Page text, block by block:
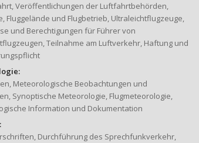
Veröffentlichungen der Luftfahrtbehörden,
Fluggelände und Flugbetrieb, Ultraleichtflugzeuge,
und Berechtigungen für Führer von
Teilnahme am Luftverkehr, Haftung und
Meteorologische Beobachtungen und
Synoptische Meteorologie, Flugmeteorologie,
Information und Dokumentation
Durchführung des Sprechfunkverkehr,